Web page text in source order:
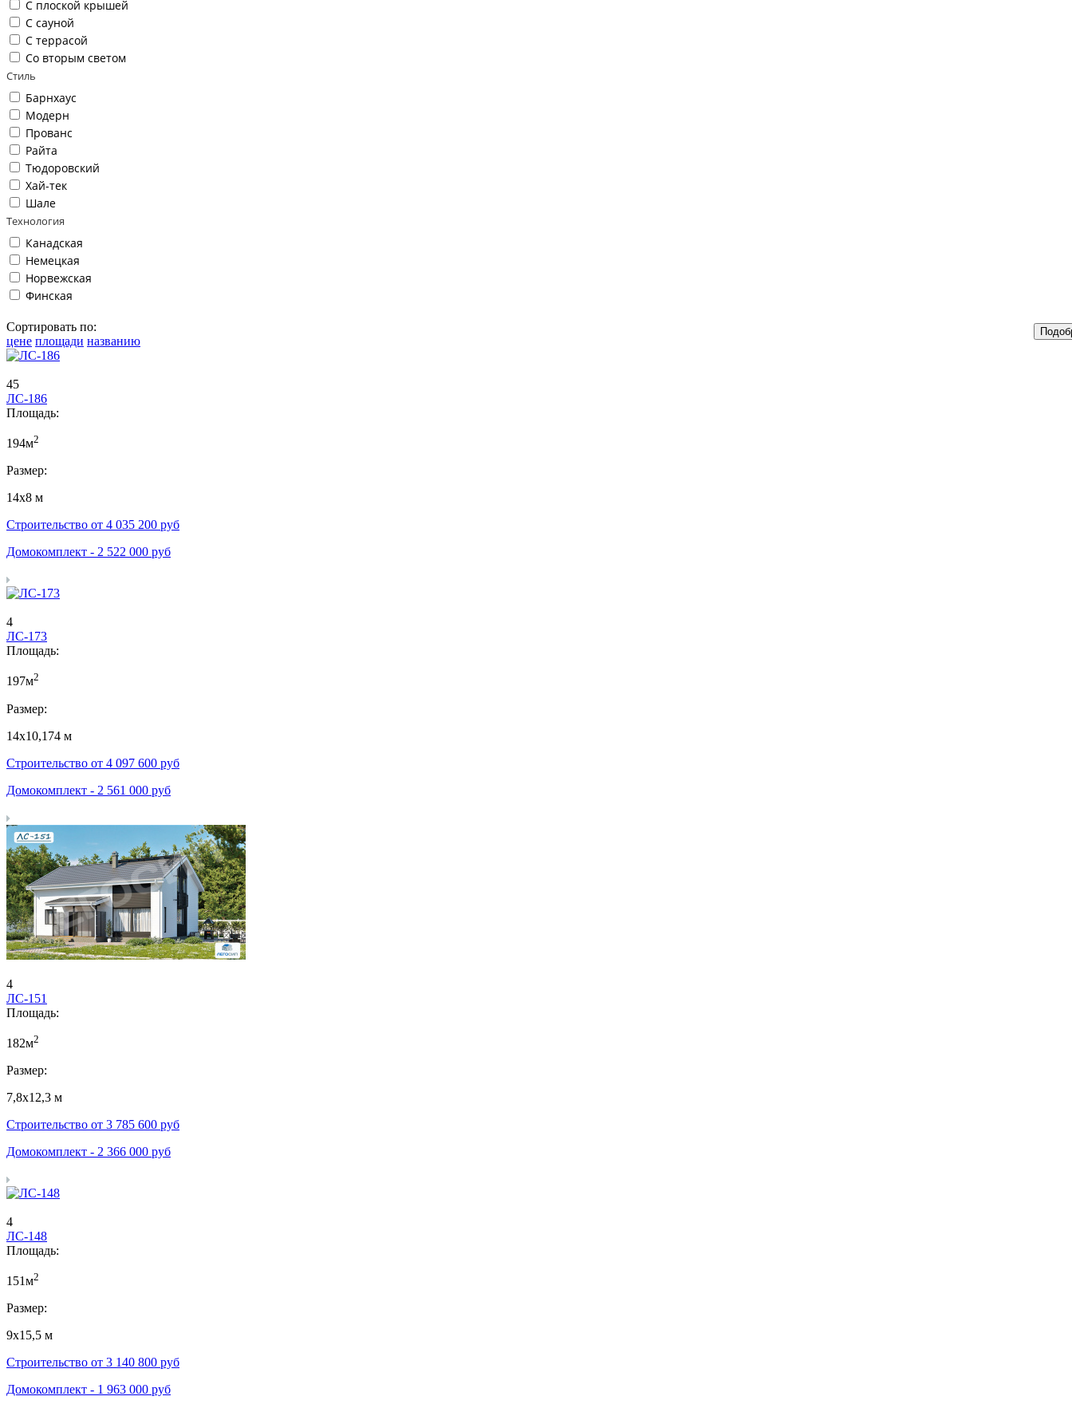
С плоской крышей
С сауной
С террасой
Со вторым светом
Стиль
Барнхаус
Модерн
Прованс
Райта
Тюдоровский
Хай-тек
Шале
Технология
Канадская
Немецкая
Норвежская
Финская
Сортировать по:
цене площади названию
45
ЛС-186
Площадь:
194м2
Размер:
14х8 м
Строительство от 4 035 200 руб
Домокомплект - 2 522 000 руб
4
ЛС-173
Площадь:
197м2
Размер:
14х10,174 м
Строительство от 4 097 600 руб
Домокомплект - 2 561 000 руб
4
ЛС-151
Площадь:
182м2
Размер:
7,8х12,3 м
Строительство от 3 785 600 руб
Домокомплект - 2 366 000 руб
4
ЛС-148
Площадь:
151м2
Размер:
9х15,5 м
Строительство от 3 140 800 руб
Домокомплект - 1 963 000 руб